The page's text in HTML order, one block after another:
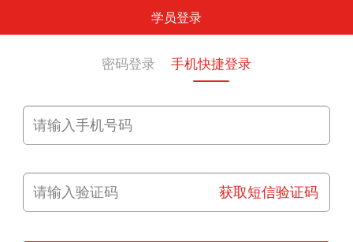
学员登录
密码登录 手机快捷登录
获取短信验证码